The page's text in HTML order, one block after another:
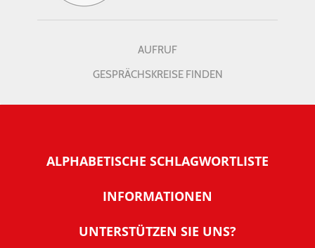
AUFRUF
GESPRÄCHSKREISE FINDEN
ALPHABETISCHE SCHLAGWORTLISTE
INFORMATIONEN
Warum NachDenkSeiten
UNTERSTÜTZEN SIE UNS?